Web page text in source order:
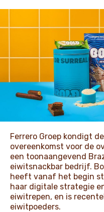
NIEUWS
Ferrero Groep kondigt
overeenkomst voor de
een toonaangevend
eiwitsnackbar bedrijf.
heeft vanaf het begin
haar digitale strategie
eiwitrepen, en is
eiwitpoeders.